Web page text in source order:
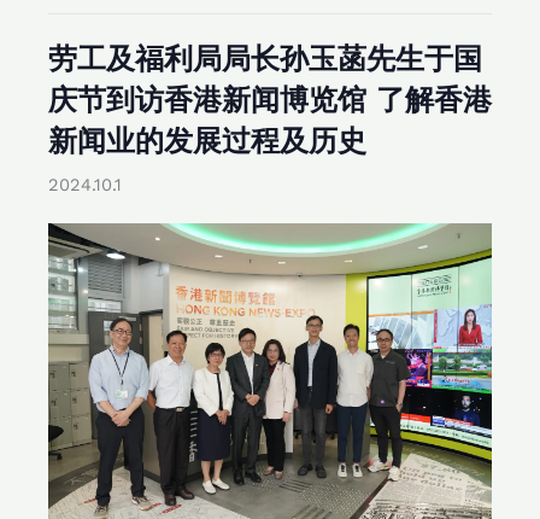
劳工及福利局局长孙玉菡先生于国
庆节到访香港新闻博览馆 了解香港
新闻业的发展过程及历史
2024.10.1